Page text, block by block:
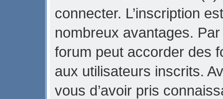
connecter. L’inscription
nombreux avantages.
forum peut accorder des
aux utilisateurs inscrits.
vous d’avoir pris